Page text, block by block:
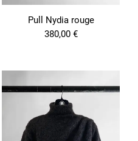
Pull Nydia rouge
380,00 €